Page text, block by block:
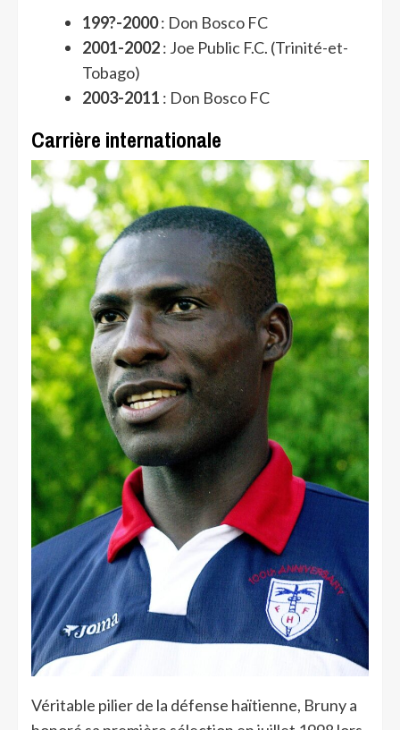
199?-2000: Don Bosco FC
2001-2002: Joe Public F.C. (Trinité-et-
Tobago)
2003-2011 : Don Bosco FC
Carrière internationale
Véritable pilier de la défense haïtienne, Bruny a